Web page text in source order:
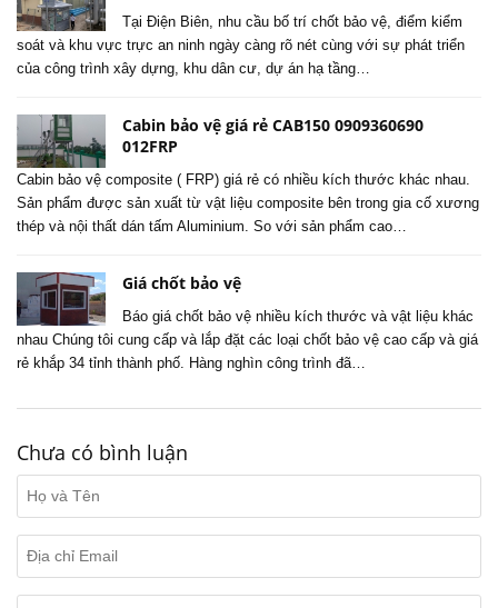
Tại Điện Biên, nhu cầu bố trí chốt bảo vệ, điểm kiểm
soát và khu vực trực an ninh ngày càng rõ nét cùng với sự phát triển
của công trình xây dựng, khu dân cư, dự án hạ tầng…
Cabin bảo vệ giá rẻ CAB150 0909360690
012FRP
Cabin bảo vệ composite ( FRP) giá rẻ có nhiều kích thước khác nhau.
Sản phẩm được sản xuất từ vật liệu composite bên trong gia cố xương
thép và nội thất dán tấm Aluminium. So với sản phẩm cao…
Giá chốt bảo vệ
Báo giá chốt bảo vệ nhiều kích thước và vật liệu khác
nhau Chúng tôi cung cấp và lắp đặt các loại chốt bảo vệ cao cấp và giá
rẻ khắp 34 tỉnh thành phố. Hàng nghìn công trình đã…
Chưa có bình luận